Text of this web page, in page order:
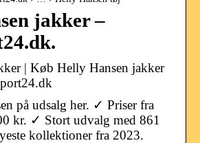
jakker –
| Køb Helly Hansen jakker
på udsalg her. ✓ Priser fra
kr. ✓ Stort udvalg med 861
kollektioner fra 2023.